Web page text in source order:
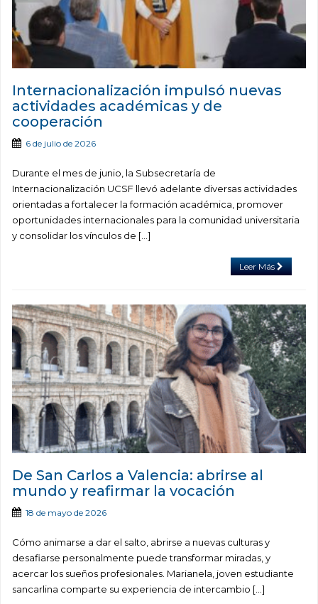
Internacionalización impulsó nuevas
actividades académicas y de
cooperación
6 de julio de 2026
Durante el mes de junio, la Subsecretaría de
Internacionalización UCSF llevó adelante diversas actividades
orientadas a fortalecer la formación académica, promover
oportunidades internacionales para la comunidad universitaria
y consolidar los vínculos de […]
Leer Más
De San Carlos a Valencia: abrirse al
mundo y reafirmar la vocación
18 de mayo de 2026
Cómo animarse a dar el salto, abrirse a nuevas culturas y
desafiarse personalmente puede transformar miradas, y
acercar los sueños profesionales. Marianela, joven estudiante
sancarlina comparte su experiencia de intercambio […]